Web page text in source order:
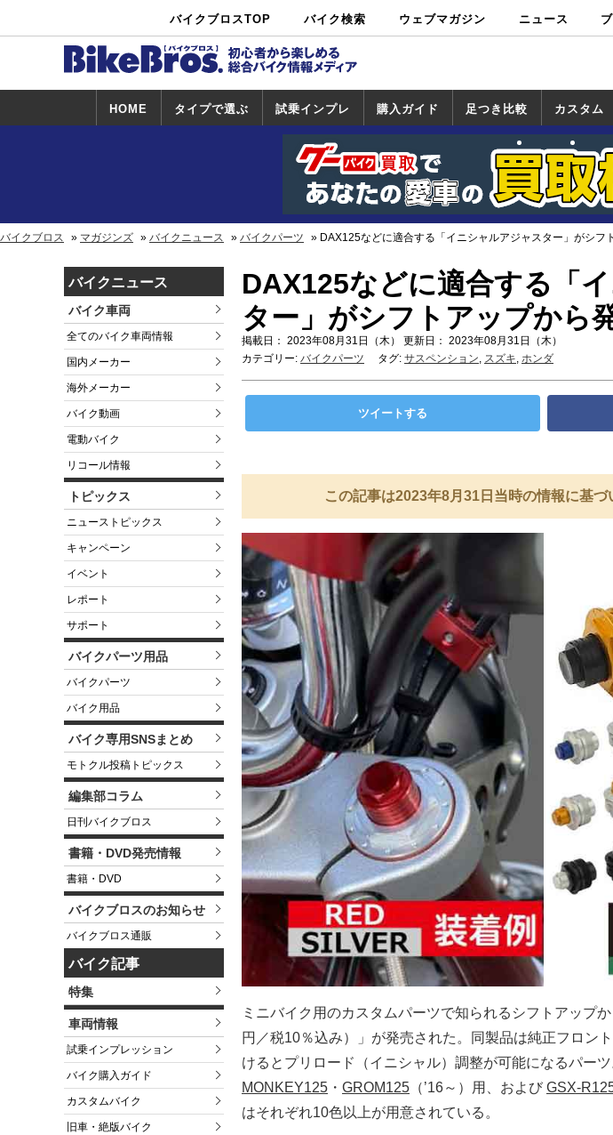
バイクブロスTOP バイク検索
中古バイ
ク・新車検
カタログ検
索
ショップ検
索
ウェブマガジン ニュース
HOME タイプで選ぶ 試乗インプレ
試乗インプレ
一覧
ホンダ
ヤマハ
スズキ
カワサキ
ハーレー
BMW
トライアンフ
ドゥカティ
購入ガイド
一覧
足つき比較 カスタム
カスタム
一覧
ホンダ
ヤマハ
スズキ
カワサキ
道の
ツー
日本
国道
林道
バイクブロス マガジンズ バイクニュース バイクパーツ DAX125などに適合する「イニシャルアジャスター」がシフ
バイクニュース
バイク車両
全てのバイク車両情報
国内メーカー
海外メーカー
バイク動画
電動バイク
リコール情報
トピックス
ニューストピックス
キャンペーン
イベント
レポート
サポート
バイクパーツ用品
バイクパーツ
バイク用品
バイク専用SNSまとめ
モトクル投稿トピックス
編集部コラム
日刊バイクブロス
書籍・DVD発売情報
書籍・DVD
バイクブロスのお知らせ
バイクブロス通販
バイク記事
特集
車両情報
試乗インプレッション
バイク購入ガイド
カスタムバイク
旧車・絶版バイク
DAX125などに適合する「
ター」がシフトアップから
掲載日： 2023年08月31日（木） 更新日： 2023年08月31日（木）
カテゴリー: バイクパーツ タグ: サスペンション, スズキ, ホンダ
ツイートする
この記事は2023年8月31日当時の情報に基づ
ミニバイク用のカスタムパーツで知られるシフトアップ
円／税10％込み）」が発売された。同製品は純正フロン
けるとプリロード（イニシャル）調整が可能になるパー
MONKEY125 ・ GROM125 （’16～）用、および GSX-
はそれぞれ10色以上が用意されている。